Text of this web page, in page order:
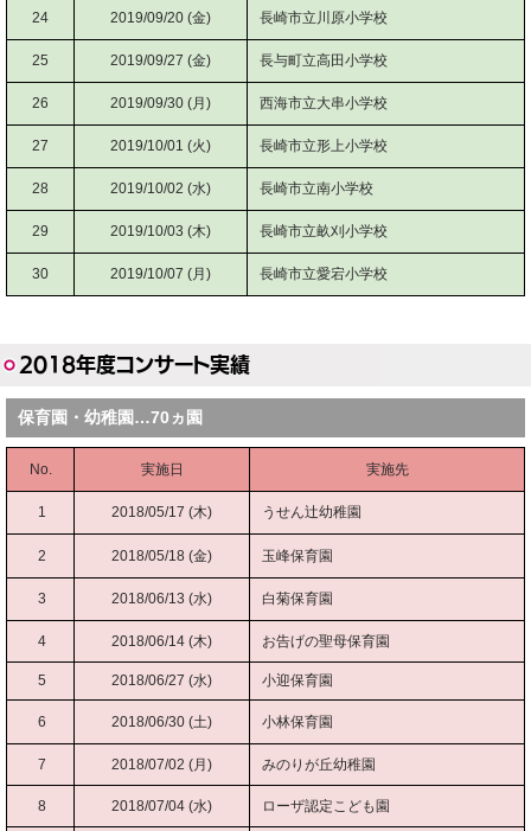
24 2019/09/20 (金) 長崎市立川原小学校
25 2019/09/27 (金) 長与町立高田小学校
26 2019/09/30 (月) 西海市立大串小学校
27 2019/10/01 (火) 長崎市立形上小学校
28 2019/10/02 (水) 長崎市立南小学校
29 2019/10/03 (木) 長崎市立畝刈小学校
30 2019/10/07 (月) 長崎市立愛宕小学校
2018年度コンサート実績
保育園・幼稚園…70ヵ園
No. 実施日 実施先
1 2018/05/17 (木) うせん辻幼稚園
2 2018/05/18 (金) 玉峰保育園
3 2018/06/13 (水) 白菊保育園
4 2018/06/14 (木) お告げの聖母保育園
5 2018/06/27 (水) 小迎保育園
6 2018/06/30 (土) 小林保育園
7 2018/07/02 (月) みのりが丘幼稚園
8 2018/07/04 (水) ローザ認定こども園